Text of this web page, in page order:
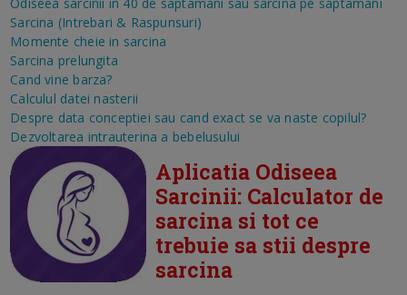
Sarcina (Intrebari & Raspunsuri)
Momente cheie in sarcina
Sarcina prelungita
Cand vine barza?
Calculul datei nasterii
Despre data conceptiei sau cand exact se va naste copilul?
Dezvoltarea intrauterina a bebelusului
Aplicatia Odiseea
Sarcinii: Calculator de
sarcina si tot ce
trebuie sa stii despre
sarcina